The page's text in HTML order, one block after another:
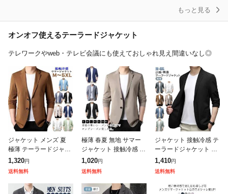
もっと見る
オンオフ使えるテーラードジャケット
テレワークやweb・テレビ会議にも使えておしゃれ見え間違いなし◎
ジャケット メンズ 夏
極薄 テーラードジャケ
ット 吸水速乾 接触冷感
ビジネス サマージャケ
ット 夏用 薄手 涼しい
アイスシ
1,320円
送料無料
極薄 春夏 無地 サマー
ジャケット 接触冷感 メ
ンズ カーディガン カジ
ュアル アウター アイス
シルク スーツジャケッ
ト ブレザ
1,020円
送料無料
ジャケット 接触冷感 テ
ーラードジャケット ア
イスシルク 長袖 極薄
紳士服 ストレッチ メン
ズ カジュアルジャケッ
ト 夏用 サ
1,410円
送料無料